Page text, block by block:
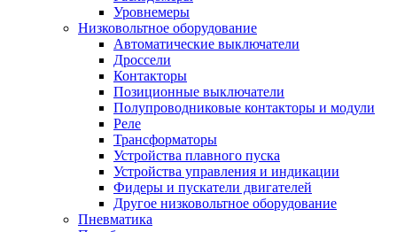
Уровнемеры
Низковольтное оборудование
Автоматические выключатели
Дроссели
Контакторы
Позиционные выключатели
Полупроводниковые контакторы и модули
Реле
Трансформаторы
Устройства плавного пуска
Устройства управления и индикации
Фидеры и пускатели двигателей
Другое низковольтное оборудование
Пневматика